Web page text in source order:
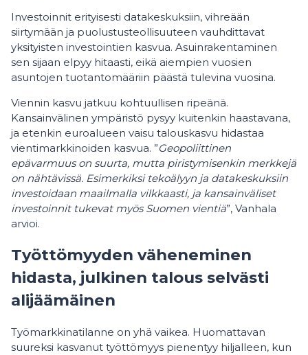
Investoinnit erityisesti datakeskuksiin, vihreään
siirtymään ja puolustusteollisuuteen vauhdittavat
yksityisten investointien kasvua. Asuinrakentaminen
sen sijaan elpyy hitaasti, eikä aiempien vuosien
asuntojen tuotantomääriin päästä tulevina vuosina.
Viennin kasvu jatkuu kohtuullisen ripeänä.
Kansainvälinen ympäristö pysyy kuitenkin haastavana,
ja etenkin euroalueen vaisu talouskasvu hidastaa
vientimarkkinoiden kasvua. ”Geopoliittinen
epävarmuus on suurta, mutta piristymisenkin merkkejä
on nähtävissä. Esimerkiksi tekoälyyn ja datakeskuksiin
investoidaan maailmalla vilkkaasti, ja kansainväliset
investoinnit tukevat myös Suomen vientiä”, Vanhala
arvioi.
Työttömyyden väheneminen
hidasta, julkinen talous selvästi
alijäämäinen
Työmarkkinatilanne on yhä vaikea. Huomattavan
suureksi kasvanut työttömyys pienentyy hiljalleen, kun